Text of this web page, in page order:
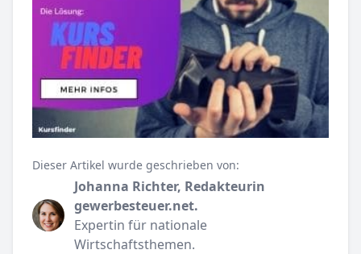
Dieser Artikel wurde geschrieben von:
Johanna Richter, Redakteurin
gewerbesteuer.net.
Expertin für nationale
Wirtschaftsthemen.